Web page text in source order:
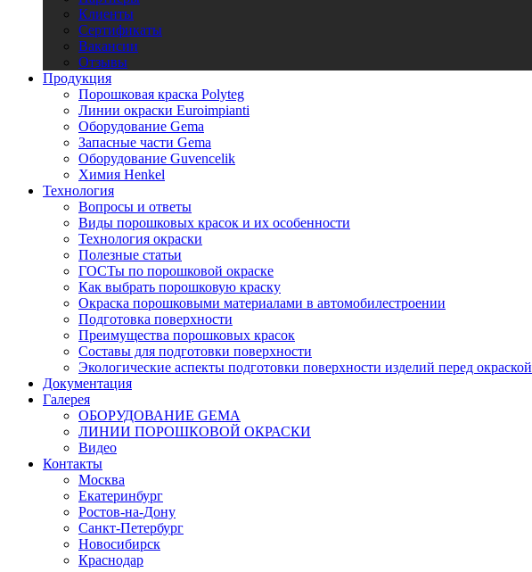
Клиенты
Сертификаты
Вакансии
Отзывы
Продукция
Порошковая краска Polyteg
Линии окраски Euroimpianti
Оборудование Gema
Запасные части Gema
Оборудование Guvencelik
Химия Henkel
Технология
Вопросы и ответы
Виды порошковых красок и их особенности
Технология окраски
Полезные статьи
ГОСТы по порошковой окраске
Как выбрать порошковую краску
Окраска порошковыми материалами в автомобилестроении
Подготовка поверхности
Преимущества порошковых красок
Составы для подготовки поверхности
Экологические аспекты подготовки поверхности изделий перед окраской
Документация
Галерея
ОБОРУДОВАНИЕ GEMA
ЛИНИИ ПОРОШКОВОЙ ОКРАСКИ
Видео
Контакты
Москва
Екатеринбург
Ростов-на-Дону
Санкт-Петербург
Новосибирск
Краснодар